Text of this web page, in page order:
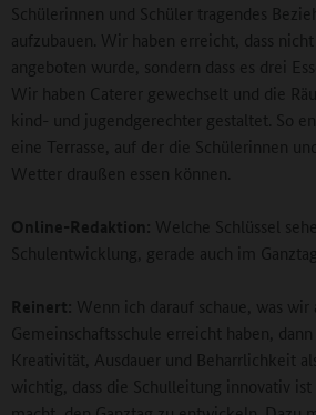
Schülerinnen und Schüler tragendes
aufzubauen. Wir haben erreicht, dass
angeboten wurde, sondern dass es drei
Wir haben Caterer gewechselt und die
kind- und jugendgerechter gestaltet. So
eine Terrasse, auf der die Schülerinnen
Wetter draußen essen können.
Online-Redaktion: Welche Schlüssel
Schulentwicklung, gerade auch im Ganztag?
Reinert: Wenn ich darauf schaue, was
Gemeinschaftsschule erreicht haben,
Kreativität, Ausdauer und Beharrlichkeit
wichtig, dass die Schulleitung innovativ